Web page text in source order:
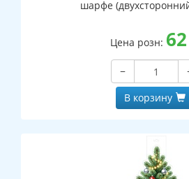
шарфе
Цена розн: 62
−
В корзину